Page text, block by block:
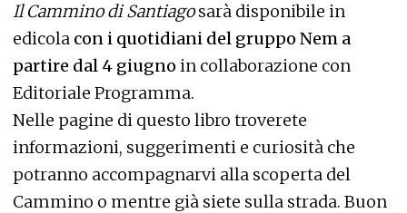
Il Cammino di Santiagosarà disponibile in
edicola con i quotidiani del gruppo Nem a
partire dal 4 giugno in collaborazione con
Editoriale Programma.
Nelle pagine di questo libro troverete
informazioni, suggerimenti e curiosità che
potranno accompagnarvi alla scoperta del
Cammino o mentre già siete sulla strada. Buon